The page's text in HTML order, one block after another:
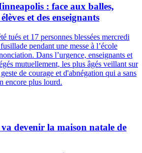
: face aux balles,
et des enseignants
tués et 17 personnes blessées mercredi
pendant une messe à l’école
Dans l’urgence, enseignants et
mutuellement, les plus âgés veillant sur
de courage et d'abnégation qui a sans
encore plus lourd.
devenir la maison natale de